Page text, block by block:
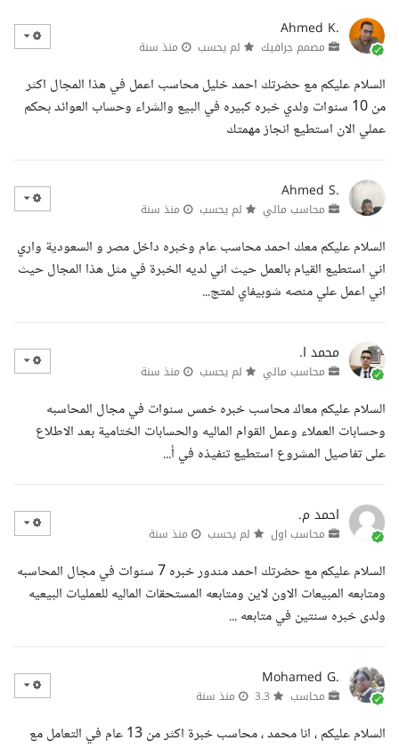
Ahmed K.
مصمم جرافيك لم يحسب منذ سنة
السلام عليكم مع حضرتك احمد خليل محاسب اعمل في هذا المجال اكثر
من 10 سنوات ولدي خبره كبيره في البيع والشراء وحساب العوائد بحكم
عملي الان استطيع انجاز مهمتك
Ahmed S.
محاسب مالي لم يحسب منذ سنة
السلام عليكم معك احمد محاسب عام وخبره داخل مصر و السعودية واري
اني استطيع القيام بالعمل حيث اني لديه الخبرة في مثل هذا المجال حيث
اني اعمل علي منصه شوبيفاي لمتج...
محمد ا.
محاسب مالي لم يحسب منذ سنة
السلام عليكم معاك محاسب خبره خمس سنوات في مجال المحاسبه
وحسابات العملاء وعمل القوام الماليه والحسابات الختامية بعد الاطلاع
على تفاصيل المشروع استطيع تنفيذه في أ...
احمد م.
محاسب اول لم يحسب منذ سنة
السلام عليكم مع حضرتك احمد مندور خبره 7 سنوات في مجال المحاسبه
ومتابعه المبيعات الاون لاين ومتابعه المستحقات الماليه للعمليات البيعيه
ولدى خبره سنتين في متابعه ...
Mohamed G.
محاسب منذ سنة
السلام عليكم ، انا محمد ، محاسب خبرة اكثر من 13 عام في التعامل مع